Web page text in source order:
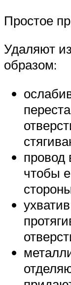
Простое
Удаляют
образом:
провод
чтобы